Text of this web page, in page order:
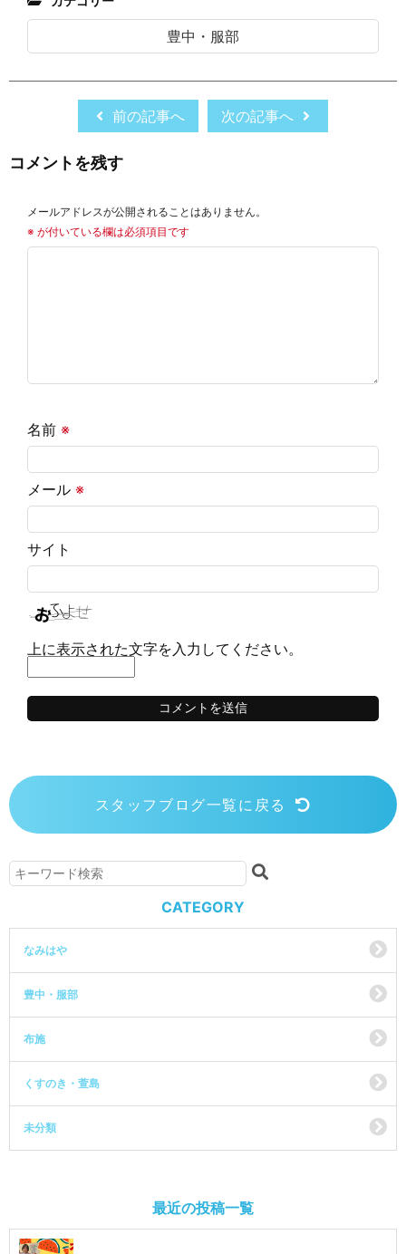
豊中・服部
前の記事へ 次の記事へ
コメントを残す
メールアドレスが公開されることはありません。
※ が付いている欄は必須項目です
名前 ※
メール ※
サイト
上に表示された文字を入力してください。
スタッフブログ一覧に戻る
CATEGORY
なみはや
豊中・服部
布施
くすのき・萱島
未分類
最近の投稿一覧